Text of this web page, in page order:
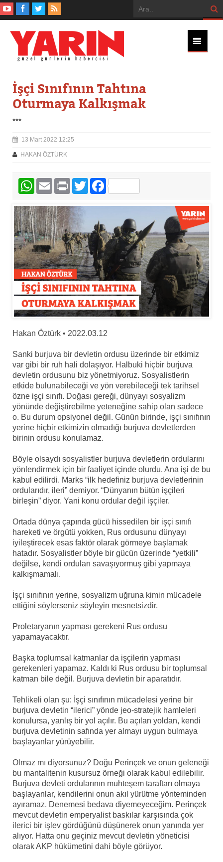
İşçi Sınıfının Tahtına
Oturmaya Kalkışmak
***
13 Mart 2022 12:25
HAKAN ÖZTÜRK
WhatsApp
EmailPrint TwitterFacebook
Hakan Öztürk • 2022.03.12
Sanki burjuva bir devletin ordusu üzerinde bir etkimiz
var gibi bir ruh hali dolaşıyor. Halbuki hiçbir burjuva
devletin ordusunu biz yönetmiyoruz. Sosyalistlerin
etkide bulunabileceği ve yön verebileceği tek tarihsel
özne işçi sınıfı. Doğası gereği, dünyayı sosyalizm
yönünde değiştirebilme yeteneğine sahip olan sadece
o. Bu durum opsiyonel değil. Günün birinde, işçi sınıfının
yerine hiçbir etkimizin olmadığı burjuva devletlerden
birinin ordusu konulamaz.
Böyle olsaydı sosyalistler burjuva devletlerin ordularını
yönlendirmek için bir faaliyet içinde olurdu. Ana işi de bu
kabul edilirdi. Marks “ilk hedefiniz burjuva devletlerinin
ordularıdır, ileri” demiyor. “Dünyanın bütün işçileri
birleşin” diyor. Yani konu ordular değil işçiler.
Ortada dünya çapında gücü hissedilen bir işçi sınıfı
hareketi ve örgütü yokken, Rus ordusunu dünyayı
iyileştirecek esas faktör olarak görmeye başlamak
hatadır. Sosyalistler böyle bir gücün üzerinde “yetkili”
değilse, kendi orduları savaşıyormuş gibi yapmaya
kalkışmamalı.
İşçi sınıfının yerine, sosyalizm uğruna kimin mücadele
ettiğini söylerseniz söyleyin mesnetsizdir.
Proletaryanın yapması gerekeni Rus ordusu
yapamayacaktır.
Başka toplumsal katmanlar da işçilerin yapması
gerekenleri yapamaz. Kaldı ki Rus ordusu bir toplumsal
katman bile değil. Burjuva devletin bir aparatıdır.
Tehlikeli olan şu: İşçi sınıfının mücadelesi yerine bir
burjuva devletin “ilerici” yönde jeo-stratejik hamleleri
konulursa, yanlış bir yol açılır. Bu açılan yoldan, kendi
burjuva devletinin safında yer almayı uygun bulmaya
başlayanlar yürüyebilir.
Olmaz mı diyorsunuz? Doğu Perinçek ve onun geleneği
bu mantalitenin kusursuz örneği olarak kabul edilebilir.
Burjuva devleti ordularının muhteşem taraftarı olmaya
başlayanlar, kendilerini onun akıl yürütme yönteminden
ayıramaz. Denemesi bedava diyemeyeceğim. Perinçek
mevcut devletin emperyalist baskılar karşısında çok
ilerici bir işlev gördüğünü düşünerek onun yanında yer
alıyor. Hatta onu geçiniz mevcut devletin yöneticisi
olarak AKP hükümetini dahi böyle görüyor.